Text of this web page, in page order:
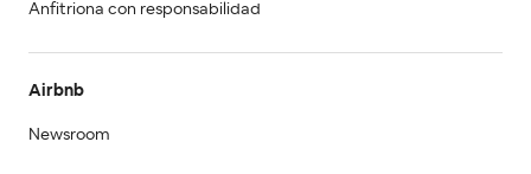
Anfitriona con responsabilidad
Airbnb
Newsroom